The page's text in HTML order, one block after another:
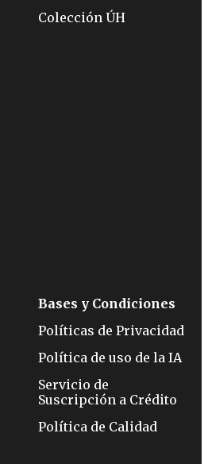
Colección ÚH
Bases y Condiciones
Políticas de Privacidad
Política de uso de la IA
Servicio de
Suscripción a Crédito
Política de Calidad